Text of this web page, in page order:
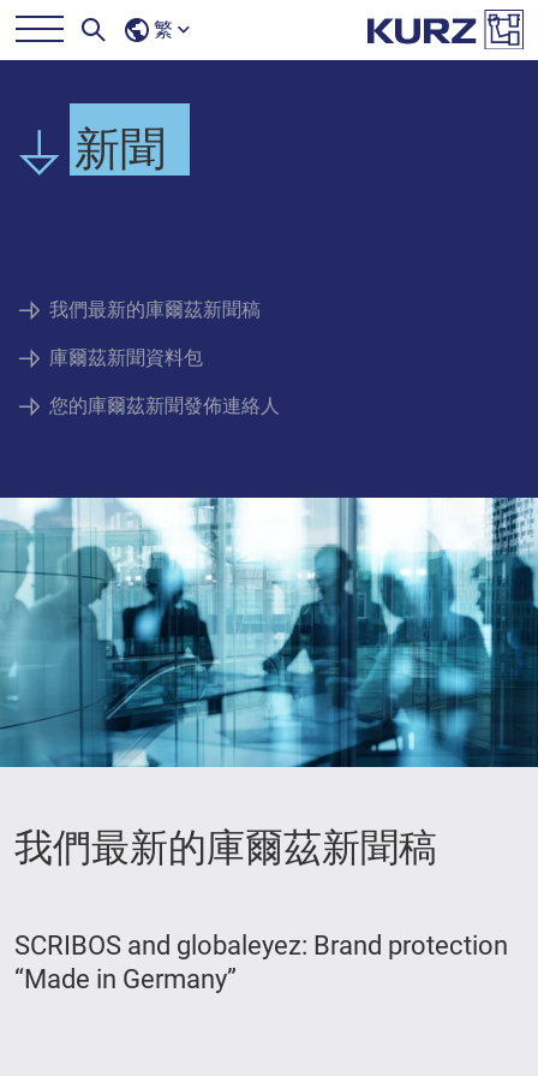
繁
新聞
我們最新的庫爾茲新聞稿
庫爾茲新聞資料包
您的庫爾茲新聞發佈連絡人
我們最新的庫爾茲新聞稿
SCRIBOS and globaleyez: Brand protection
“Made in Germany”